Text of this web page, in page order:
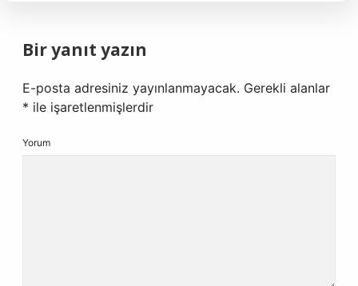
Bir yanıt yazın
E-posta adresiniz yayınlanmayacak. Gerekli alanlar
* ile işaretlenmişlerdir
Yorum